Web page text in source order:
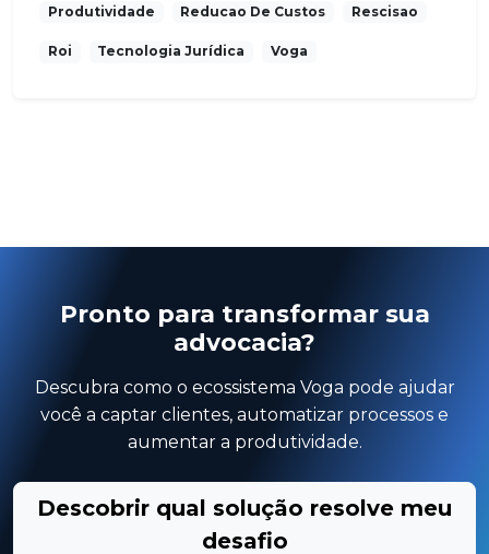
Produtividade Reducao De Custos Rescisao
Roi Tecnologia Jurídica Voga
Pronto para transformar sua
advocacia?
Descubra como o ecossistema Voga pode ajudar
você a captar clientes, automatizar processos e
aumentar a produtividade.
Descobrir qual solução resolve meu
desafio